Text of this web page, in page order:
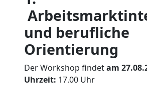
und berufliche
Orientierung
Der Workshop findetam
Uhrzeit: 17.00 Uhr